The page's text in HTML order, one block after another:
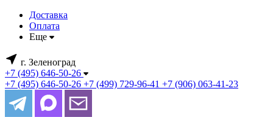
Доставка
Оплата
Еще
г. Зеленоград
+7 (495) 646-50-26
+7 (495) 646-50-26 +7 (499) 729-96-41 +7 (906) 063-41-23